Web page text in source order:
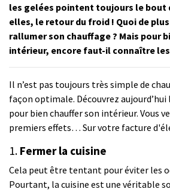
les gelées pointent toujours le bout
elles, le retour du froid ! Quoi de
rallumer son chauffage ? Mais pour
intérieur, encore faut-il connaître
Il n’est pas toujours très simple de
façon optimale. Découvrez
pour bien chauffer son intérieur. Vous
premiers effets… Sur votre facture
1. Fermer la cuisine
Cela peut être tentant pour éviter les
Pourtant, la cuisine est une véritable